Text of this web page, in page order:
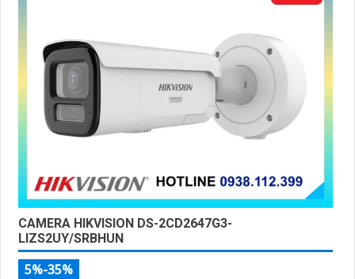
CAMERA HIKVISION DS-2CD2647G3-
LIZS2UY/SRBHUN
5%-35%